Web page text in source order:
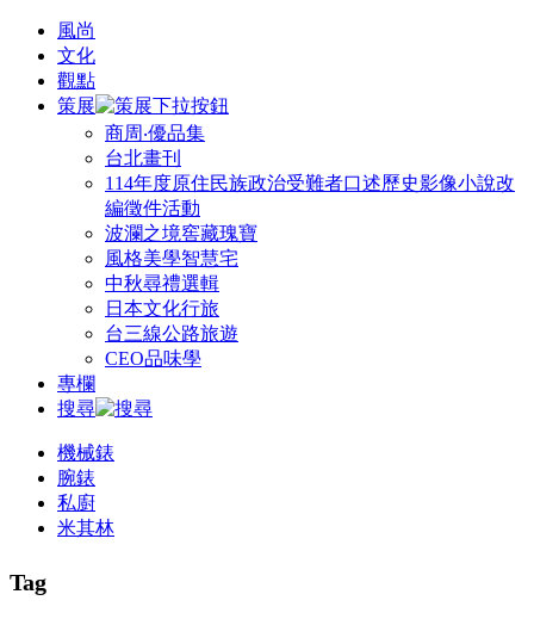
風尚
文化
觀點
策展
商周‧優品集
台北畫刊
114年度原住民族政治受難者口述歷史影像小說改
編徵件活動
波瀾之境窖藏瑰寶
風格美學智慧宅
中秋尋禮選輯
日本文化行旅
台三線公路旅遊
CEO品味學
專欄
搜尋
機械錶
腕錶
私廚
米其林
Tag